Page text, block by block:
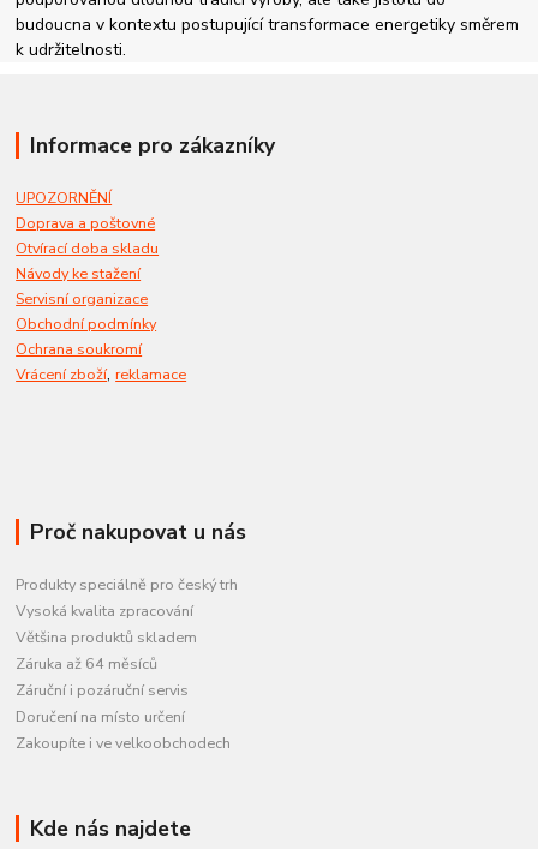
budoucna v kontextu postupující transformace energetiky směrem
k udržitelnosti.
Informace pro zákazníky
UPOZORNĚNÍ
Doprava a poštovné
Otvírací doba skladu
Návody ke stažení
Servisní organizace
Obchodní podmínky
Ochrana soukromí
Vrácení zboží,reklamace
Proč nakupovat u nás
Produkty speciálně pro český trh
Vysoká kvalita zpracování
Většina produktů skladem
Záruka až 64 měsíců
Záruční i pozáruční servis
Doručení na místo určení
Zakoupíte i ve velkoobchodech
Kde nás najdete